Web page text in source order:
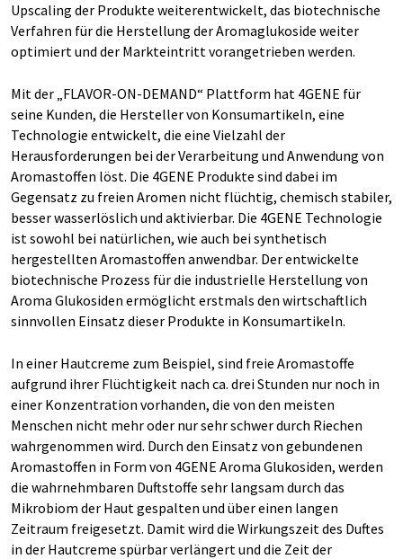
Upscaling der Produkte weiterentwickelt, das biotechnische
Verfahren für die Herstellung der Aromaglukoside weiter
optimiert und der Markteintritt vorangetrieben werden.
Mit der „FLAVOR-ON-DEMAND“ Plattform hat 4GENE für
seine Kunden, die Hersteller von Konsumartikeln, eine
Technologie entwickelt, die eine Vielzahl der
Herausforderungen bei der Verarbeitung und Anwendung von
Aromastoffen löst. Die 4GENE Produkte sind dabei im
Gegensatz zu freien Aromen nicht flüchtig, chemisch stabiler,
besser wasserlöslich und aktivierbar. Die 4GENE Technologie
ist sowohl bei natürlichen, wie auch bei synthetisch
hergestellten Aromastoffen anwendbar. Der entwickelte
biotechnische Prozess für die industrielle Herstellung von
Aroma Glukosiden ermöglicht erstmals den wirtschaftlich
sinnvollen Einsatz dieser Produkte in Konsumartikeln.
In einer Hautcreme zum Beispiel, sind freie Aromastoffe
aufgrund ihrer Flüchtigkeit nach ca. drei Stunden nur noch in
einer Konzentration vorhanden, die von den meisten
Menschen nicht mehr oder nur sehr schwer durch Riechen
wahrgenommen wird. Durch den Einsatz von gebundenen
Aromastoffen in Form von 4GENE Aroma Glukosiden, werden
die wahrnehmbaren Duftstoffe sehr langsam durch das
Mikrobiom der Haut gespalten und über einen langen
Zeitraum freigesetzt. Damit wird die Wirkungszeit des Duftes
in der Hautcreme spürbar verlängert und die Zeit der